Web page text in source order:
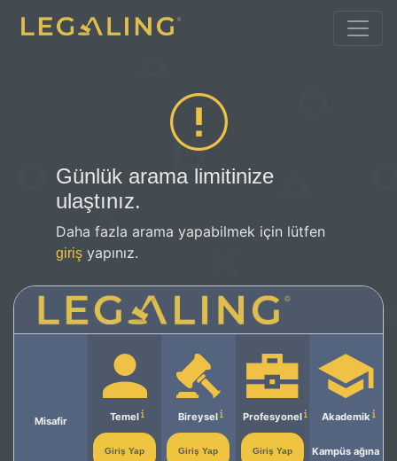
Günlük arama limitinize
ulaştınız.
Daha fazla arama yapabilmek için lütfen
giriş yapınız.
Misafir Temel
Giriş Yap
Bireysel
Giriş Yap
Profesyonel
Giriş Yap
Akademik
Kampüs ağına